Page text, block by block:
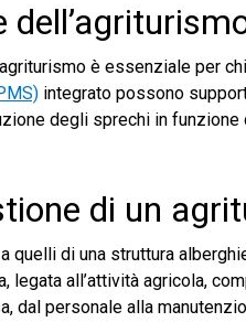
è essenziale per
integrato possono
degli sprechi in funzione
di un
quelli di una struttura
legata all’attività agricola,
dal personale alla